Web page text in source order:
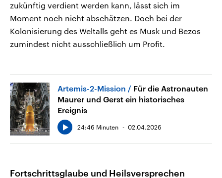
zukünftig verdient werden kann, lässt sich im
Moment noch nicht abschätzen. Doch bei der
Kolonisierung des Weltalls geht es Musk und Bezos
zumindest nicht ausschließlich um Profit.
Artemis-2-Mission
Für die Astronauten
Maurer und Gerst ein historisches
Ereignis
24:46 Minuten 02.04.2026
Fortschrittsglaube und Heilsversprechen